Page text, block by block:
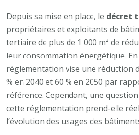
l’évolution
des
usages
des
bâtiments
?
Depuis sa mise en place, le décret
propriétaires et exploitants de
tertiaire de plus de 1 000 m² de
leur consommation énergétique.
réglementation vise une réduction
% en 2040 et 60 % en 2050 par
référence. Cependant, une
cette réglementation prend-elle
l’évolution des usages des